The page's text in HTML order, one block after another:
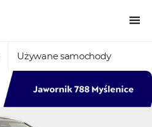
Używane samochody